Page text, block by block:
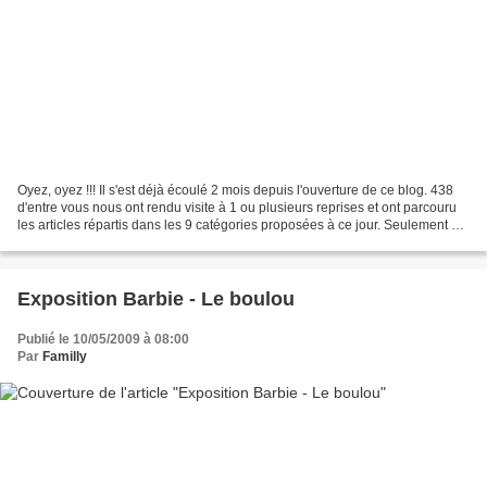
Oyez, oyez !!! Il s'est déjà écoulé 2 mois depuis l'ouverture de ce blog. 438
d'entre vous nous ont rendu visite à 1 ou plusieurs reprises et ont parcouru
les articles répartis dans les 9 catégories proposées à ce jour. Seulement 31
Exposition Barbie - Le boulou
Publié le 10/05/2009 à 08:00
Par Familly